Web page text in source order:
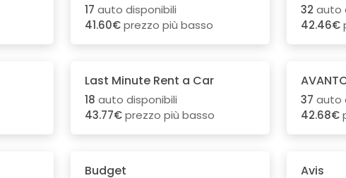
17 auto disponibili
41.60€prezzo più basso
32 auto
42.46€
Last Minute Rent a Car
18 auto disponibili
43.77€prezzo più basso
37 auto
42.68€
Budget Avis